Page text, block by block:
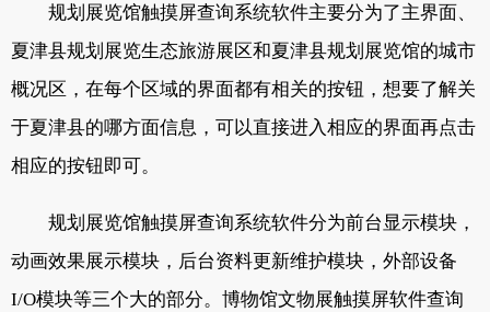
规划展览馆触摸屏查询系统软件主要分为了主界面、
夏津县规划展览生态旅游展区和夏津县规划展览馆的城市
概况区，在每个区域的界面都有相关的按钮，想要了解关
于夏津县的哪方面信息，可以直接进入相应的界面再点击
相应的按钮即可。
规划展览馆触摸屏查询系统软件分为前台显示模块，
动画效果展示模块，后台资料更新维护模块，外部设备
I/O模块等三个大的部分。博物馆文物展触摸屏软件查询